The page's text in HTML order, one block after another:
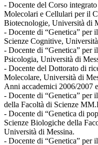
- Docente del Corso
Molecolari e Cellulari per il
Biotecnologie, Università di
- Docente di “Genetica” per
Scienze Cognitive,
- Docente di “Genetica” per
Psicologia, Università di
- Docente del Dottorato di
Molecolare, Università di
Anni accademici 2006/2007
- Docente di “Genetica”
della Facoltà di Scienze
- Docente di “Genetica di
Scienze Biologiche della
Università di Messina.
- Docente di “Genetica” per